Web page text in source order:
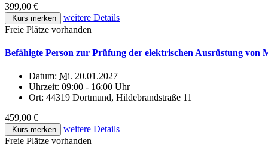
399,00 €
Kurs merken
weitere Details
Freie Plätze vorhanden
Befähigte Person zur Prüfung der elektrischen Ausrüstung von
Datum: Mi. 20.01.2027
Uhrzeit: 09:00 - 16:00 Uhr
Ort: 44319 Dortmund, Hildebrandstraße 11
459,00 €
Kurs merken
weitere Details
Freie Plätze vorhanden